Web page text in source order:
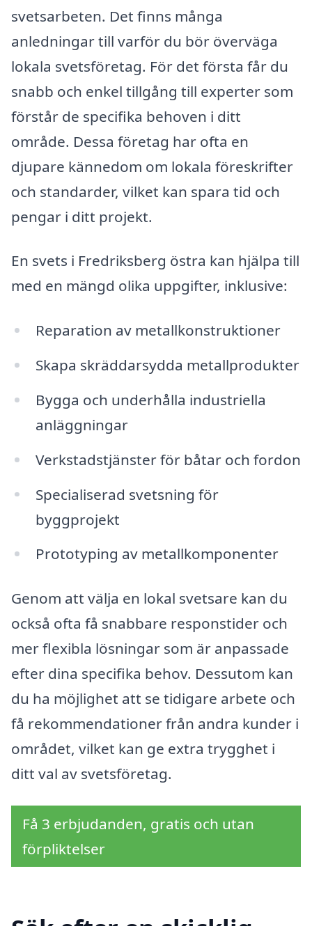
svetsarbeten. Det finns många
anledningar till varför du bör överväga
lokala svetsföretag. För det första får du
snabb och enkel tillgång till experter som
förstår de specifika behoven i ditt
område. Dessa företag har ofta en
djupare kännedom om lokala föreskrifter
och standarder, vilket kan spara tid och
pengar i ditt projekt.
En svets i Fredriksberg östra kan hjälpa till
med en mängd olika uppgifter, inklusive:
Reparation av metallkonstruktioner
Skapa skräddarsydda metallprodukter
Bygga och underhålla industriella
anläggningar
Verkstadstjänster för båtar och fordon
Specialiserad svetsning för
byggprojekt
Prototyping av metallkomponenter
Genom att välja en lokal svetsare kan du
också ofta få snabbare responstider och
mer flexibla lösningar som är anpassade
efter dina specifika behov. Dessutom kan
du ha möjlighet att se tidigare arbete och
få rekommendationer från andra kunder i
området, vilket kan ge extra trygghet i
ditt val av svetsföretag.
Få 3 erbjudanden, gratis och utan
förpliktelser